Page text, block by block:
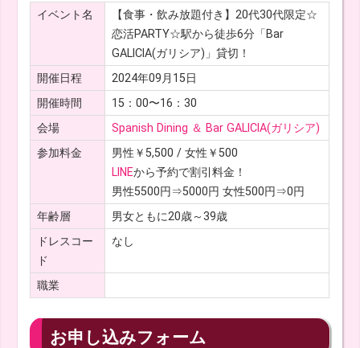
イベント名
【食事・飲み放題付き】20代30代限定☆
恋活PARTY☆駅から徒歩6分「Bar
GALICIA(ガリシア)」貸切！
開催日程
2024年09月15日
開催時間
15：00〜16：30
会場
Spanish Dining ＆ Bar GALICIA(ガリシア)
参加料金
男性￥5,500 / 女性￥500
LINEから予約で割引料金！
男性5500円⇒5000円 女性500円⇒0円
年齢層
男女ともに20歳～39歳
ドレスコー
ド
なし
職業
お申し込みフォーム